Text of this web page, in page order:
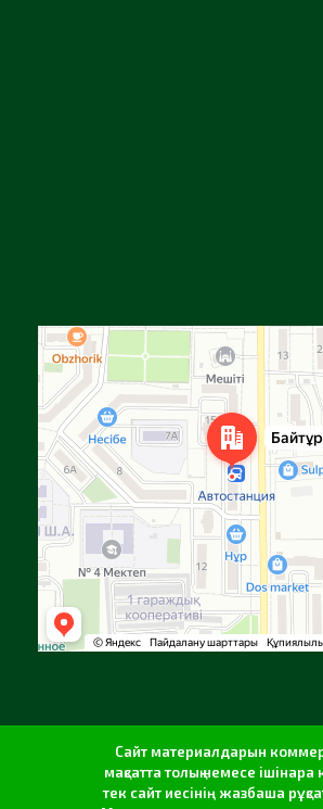
Яндекс Карталар — көлік, навигация,
Сайт материалдарын
мақсатта толық немесе ішінара
тек сайт иесінің жазбаша